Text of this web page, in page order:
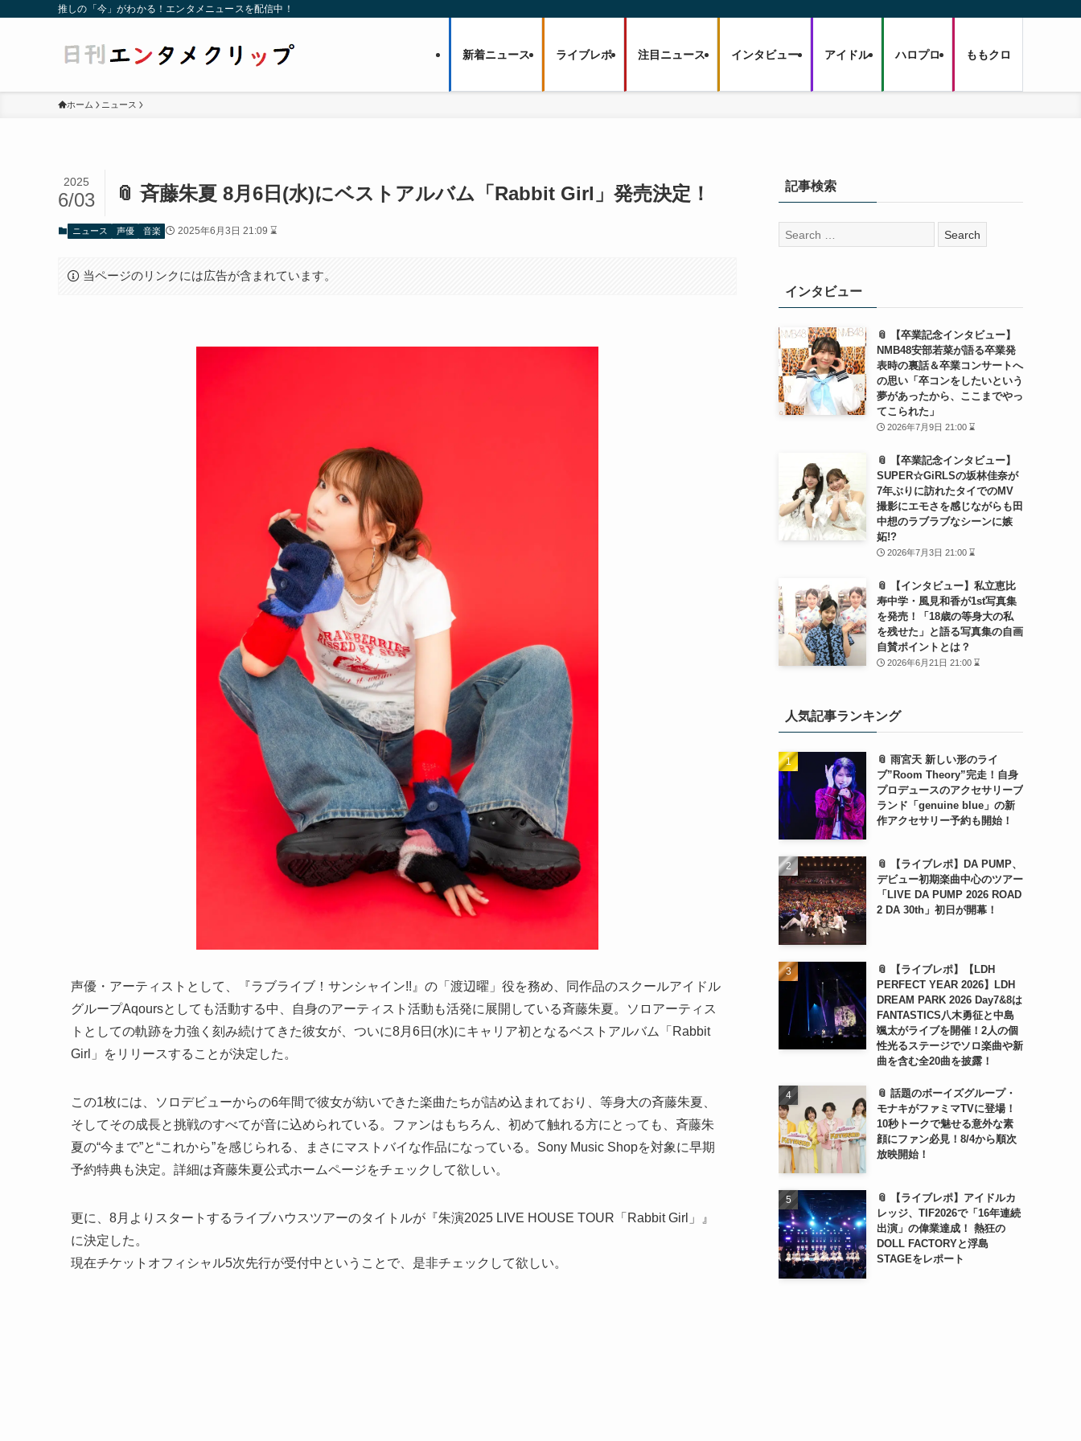
推しの「今」がわかる！エンタメニュースを配信中！
新着ニュース ライブレポ 注目ニュース インタビュー アイドル ハロプロ ももクロ
ホーム ニュース
📎 斉藤朱夏 8月6日(水)にベストアルバム「Rabbit Girl」発売決定！
2025
6/03
ニュース 声優 音楽 2025年6月3日 21:09 ⌛
当ページのリンクには広告が含まれています。
声優・アーティストとして、『ラブライブ！サンシャイン!!』の「渡辺曜」役を務め、同作品のスクールアイドル
グループAqoursとしても活動する中、自身のアーティスト活動も活発に展開している斉藤朱夏。ソロアーティス
トとしての軌跡を力強く刻み続けてきた彼女が、ついに8月6日(水)にキャリア初となるベストアルバム「Rabbit
Girl」をリリースすることが決定した。
この1枚には、ソロデビューからの6年間で彼女が紡いできた楽曲たちが詰め込まれており、等身大の斉藤朱夏、
そしてその成長と挑戦のすべてが音に込められている。ファンはもちろん、初めて触れる方にとっても、斉藤朱
夏の“今まで”と“これから”を感じられる、まさにマストバイな作品になっている。Sony Music Shopを対象に早期
予約特典も決定。詳細は斉藤朱夏公式ホームページをチェックして欲しい。
更に、8月よりスタートするライブハウスツアーのタイトルが『朱演2025 LIVE HOUSE TOUR「Rabbit Girl」』
に決定した。
現在チケットオフィシャル5次先行が受付中ということで、是非チェックして欲しい。
記事検索
検
索:
インタビュー
📎 【卒業記念インタビュー】
NMB48安部若菜が語る卒業発
表時の裏話＆卒業コンサートへ
の思い「卒コンをしたいという
夢があったから、ここまでやっ
てこられた」
2026年7月9日 21:00 ⌛
📎 【卒業記念インタビュー】
SUPER☆GiRLSの坂林佳奈が
7年ぶりに訪れたタイでのMV
撮影にエモさを感じながらも田
中想のラブラブなシーンに嫉
妬!?
2026年7月3日 21:00 ⌛
📎 【インタビュー】私立恵比
寿中学・風見和香が1st写真集
を発売！「18歳の等身大の私
を残せた」と語る写真集の自画
自賛ポイントとは？
2026年6月21日 21:00 ⌛
人気記事ランキング
📎 雨宮天 新しい形のライ
ブ”Room Theory”完走！自身
プロデュースのアクセサリーブ
ランド「genuine blue」の新
作アクセサリー予約も開始！
📎 【ライブレポ】DA PUMP、
デビュー初期楽曲中心のツアー
「LIVE DA PUMP 2026 ROAD
2 DA 30th」初日が開幕！
📎 【ライブレポ】【LDH
PERFECT YEAR 2026】LDH
DREAM PARK 2026 Day7&8は
FANTASTICS八木勇征と中島
颯太がライブを開催！2人の個
性光るステージでソロ楽曲や新
曲を含む全20曲を披露！
📎 話題のボーイズグループ・
モナキがファミマTVに登場！
10秒トークで魅せる意外な素
顔にファン必見！8/4から順次
放映開始！
📎 【ライブレポ】アイドルカ
レッジ、TIF2026で「16年連続
出演」の偉業達成！ 熱狂の
DOLL FACTORYと浮島
STAGEをレポート